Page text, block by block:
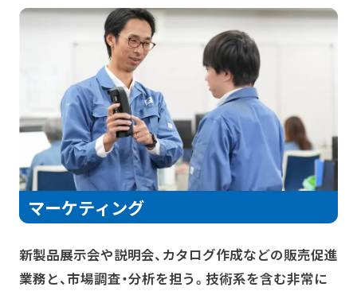
マーケティング
新製品展示会や説明会、カタログ作成などの販売促進
業務と、市場調査・分析を担う。技術系を含む非常に